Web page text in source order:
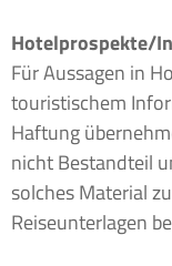
Hotelprospekte/
Für Aussagen in
touristischem
Haftung
nicht Bestandteil
solches Material
Reiseunterlagen